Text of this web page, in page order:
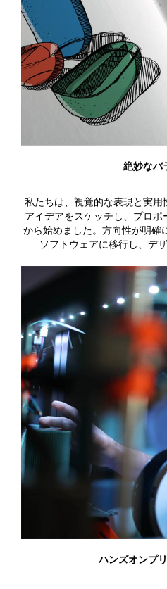
絶妙なバ
私たちは、視覚的な表現と実用
アイデアをスケッチし、プロポ
から始めました。方向性が明確
ソフトウェアに移行し、デ
ハンズオンプ